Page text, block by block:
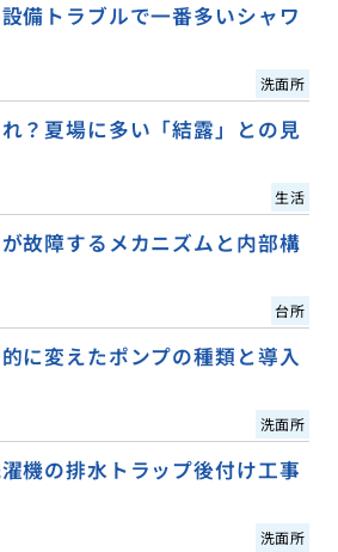
備トラブルで一番多いシャワ
洗面所
？夏場に多い「結露」との見
生活
故障するメカニズムと内部構
台所
に変えたポンプの種類と導入
洗面所
機の排水トラップ後付け工事
洗面所